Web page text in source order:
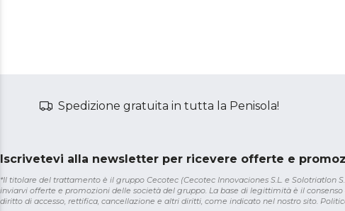
Spedizione gratuita in tutta la Penisola!
Iscrivetevi alla newsletter per ricevere offerte e
*Il titolare del trattamento è il gruppo Cecotec (Cecotec Innovaciones S.L. e Solotriatlon
inviarvi offerte e promozioni delle società del gruppo. La base di legittimità è il
diritto di accesso, rettifica, cancellazione e altri diritti, come indicato nel nostro sito.